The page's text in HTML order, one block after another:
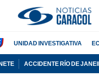
UNIDAD INVESTIGATIVA
ACCIDENTE RÍO DE